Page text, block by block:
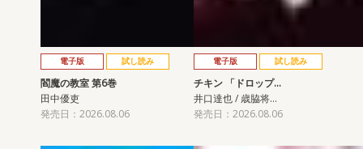
電子版 試し読み
閻魔の教室 第6巻
田中優吏
発売日：2026.08.06
電子版 試し読み
チキン 「ドロップ…
井口達也 / 歳脇将…
発売日：2026.08.06